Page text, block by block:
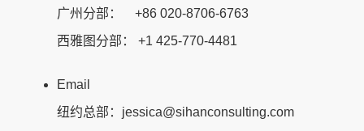
广州分部： +86 020-8706-6763
西雅图分部： +1 425-770-4481
Email
纽约总部：jessica@sihanconsulting.com